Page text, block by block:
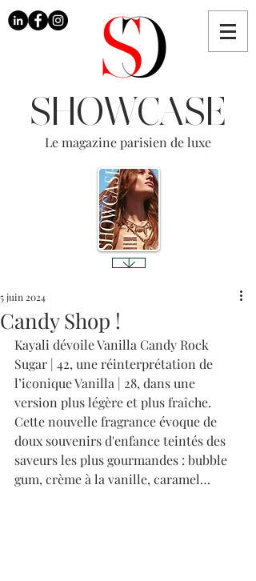
SHOWCASE
Le magazine parisien de luxe
Candy Shop !
5 juin 2024
Kayali dévoile Vanilla Candy Rock
Sugar | 42, une réinterprétation de
l’iconique Vanilla | 28, dans une
version plus légère et plus fraîche.
Cette nouvelle fragrance évoque de
doux souvenirs d'enfance teintés des
saveurs les plus gourmandes : bubble
gum, crème à la vanille, caramel…